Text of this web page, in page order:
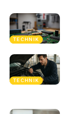
TECHNIK
TECHNIK